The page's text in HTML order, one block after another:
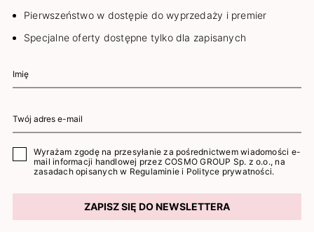
Pierwszeństwo w dostępie do wyprzedaży i premier
Specjalne oferty dostępne tylko dla zapisanych
Wyrażam zgodę na przesyłanie za pośrednictwem wiadomości e-
mail informacji handlowej przez COSMO GROUP Sp. z o.o., na
zasadach opisanych w Regulaminie i Polityce prywatności.
ZAPISZ SIĘ DO NEWSLETTERA